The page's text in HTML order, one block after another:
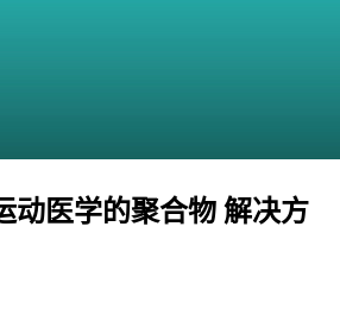
动医学的聚合物 解决方